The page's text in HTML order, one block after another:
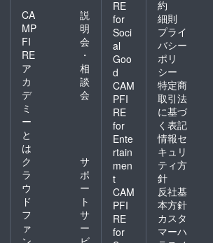
CA
MP
FI
RE
ア
カ
デ
ミ
ー
と
は
説
明
会
・
相
談
会
ク
ラ
ウ
ド
フ
ァ
サ
ポ
ー
ト
サ
ー
RE
for
Soci
al
Goo
d
CAM
PFI
RE
for
Ente
rtain
men
t
CAM
PFI
RE
for
約
細則
プライ
バシー
ポリ
シー
特定商
取引法
に基づ
く表記
情報セ
キュリ
ティ方
針
反社基
本方針
カスタ
マーハ